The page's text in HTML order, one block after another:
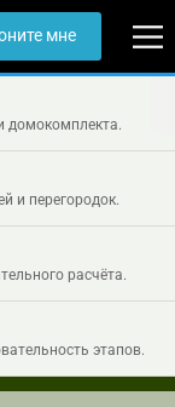
мне
домокомплекта.
и перегородок.
расчёта.
этапов.